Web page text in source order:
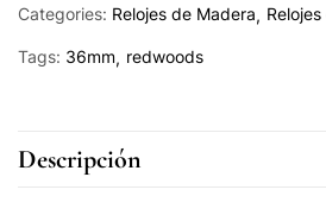
Categories: Relojes de Madera
Tags: 36mm redwoods
Descripción